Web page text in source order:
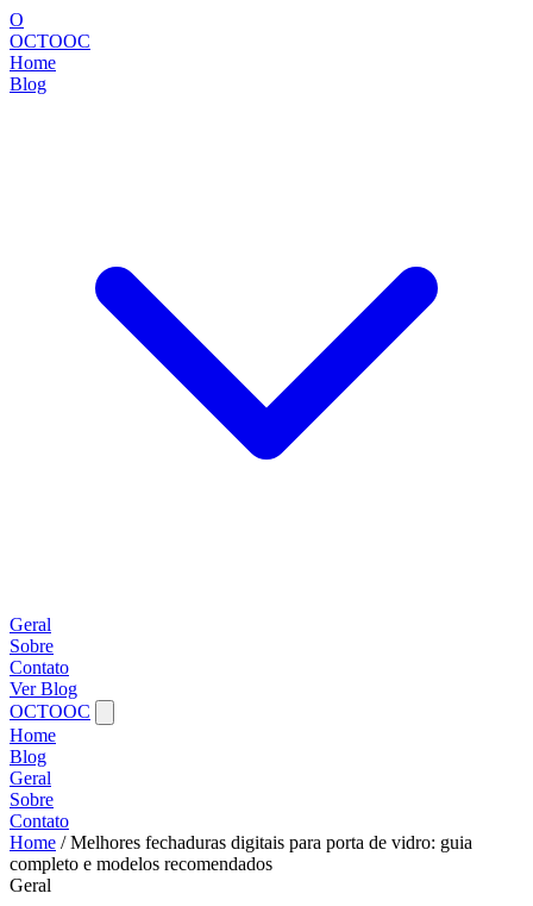
O
OCTOOC
Home
Blog
Geral
Sobre
Contato
Ver Blog
OCTOOC
Home
Blog
Geral
Sobre
Contato
Home / Melhores fechaduras digitais para porta de vidro: guia
completo e modelos recomendados
Geral